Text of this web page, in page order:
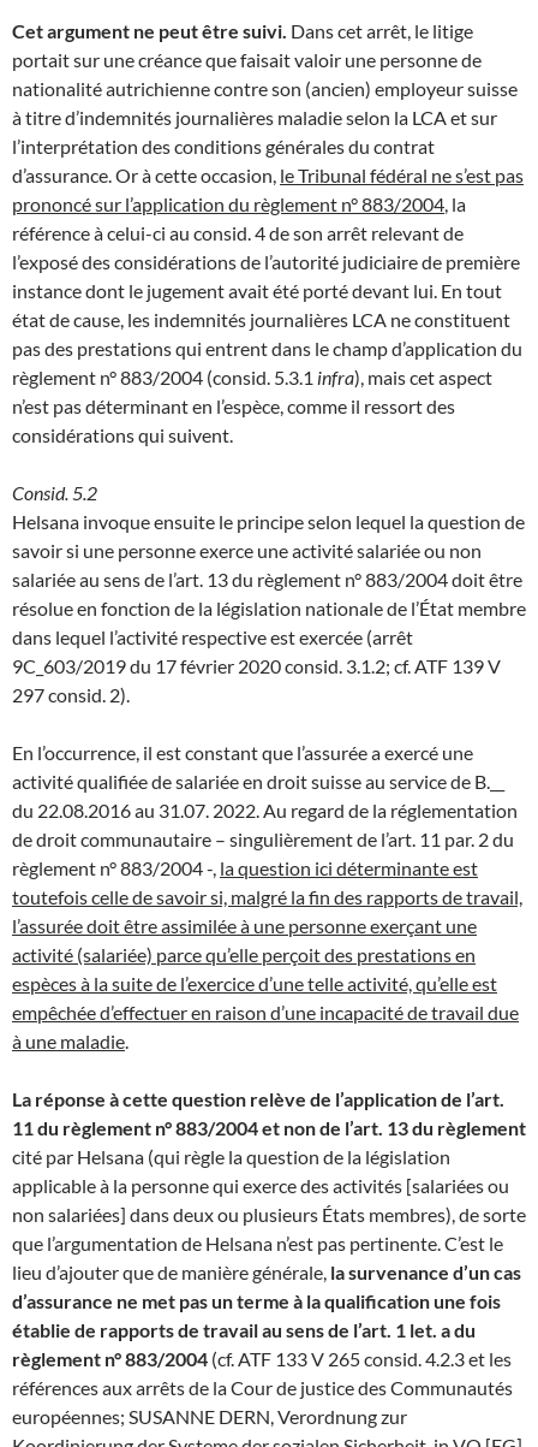
Cet argument ne peut être suivi. Dans cet arrêt, le litige
portait sur une créance que faisait valoir une personne de
nationalité autrichienne contre son (ancien) employeur suisse
à titre d’indemnités journalières maladie selon la LCA et sur
l’interprétation des conditions générales du contrat
d’assurance. Or à cette occasion, le Tribunal fédéral ne s’est pas
prononcé sur l’application du règlement n° 883/2004 , la
référence à celui-ci au consid. 4 de son arrêt relevant de
l’exposé des considérations de l’autorité judiciaire de première
instance dont le jugement avait été porté devant lui. En tout
état de cause, les indemnités journalières LCA ne constituent
pas des prestations qui entrent dans le champ d’application du
règlement n° 883/2004 (consid. 5.3.1 infra), mais cet aspect
n’est pas déterminant en l’espèce, comme il ressort des
considérations qui suivent.
Consid. 5.2
Helsana invoque ensuite le principe selon lequel la question de
savoir si une personne exerce une activité salariée ou non
salariée au sens de l’art. 13 du règlement n° 883/2004 doit être
résolue en fonction de la législation nationale de l’État membre
dans lequel l’activité respective est exercée (arrêt
9C_603/2019 du 17 février 2020 consid. 3.1.2; cf. ATF 139 V
297 consid. 2).
En l’occurrence, il est constant que l’assurée a exercé une
activité qualifiée de salariée en droit suisse au service de B.__
du 22.08.2016 au 31.07. 2022. Au regard de la réglementation
de droit communautaire – singulièrement de l’art. 11 par. 2 du
règlement n° 883/2004 -, la question ici déterminante est
toutefois celle de savoir si, malgré la fin des rapports de travail,
l’assurée doit être assimilée à une personne exerçant une
activité (salariée) parce qu’elle perçoit des prestations en
espèces à la suite de l’exercice d’une telle activité, qu’elle est
empêchée d’effectuer en raison d’une incapacité de travail due
à une maladie
La réponse à cette question relève de l’application de l’art.
11 du règlement n° 883/2004 et non de l’art. 13 du règlement
cité par Helsana (qui règle la question de la législation
applicable à la personne qui exerce des activités [salariées ou
non salariées] dans deux ou plusieurs États membres), de sorte
que l’argumentation de Helsana n’est pas pertinente. C’est le
lieu d’ajouter que de manière générale, la survenance d’un cas
d’assurance ne met pas un terme à la qualification une fois
établie de rapports de travail au sens de l’art. 1 let. a du
règlement n° 883/2004 (cf. ATF 133 V 265 consid. 4.2.3 et les
références aux arrêts de la Cour de justice des Communautés
européennes; SUSANNE DERN, Verordnung zur